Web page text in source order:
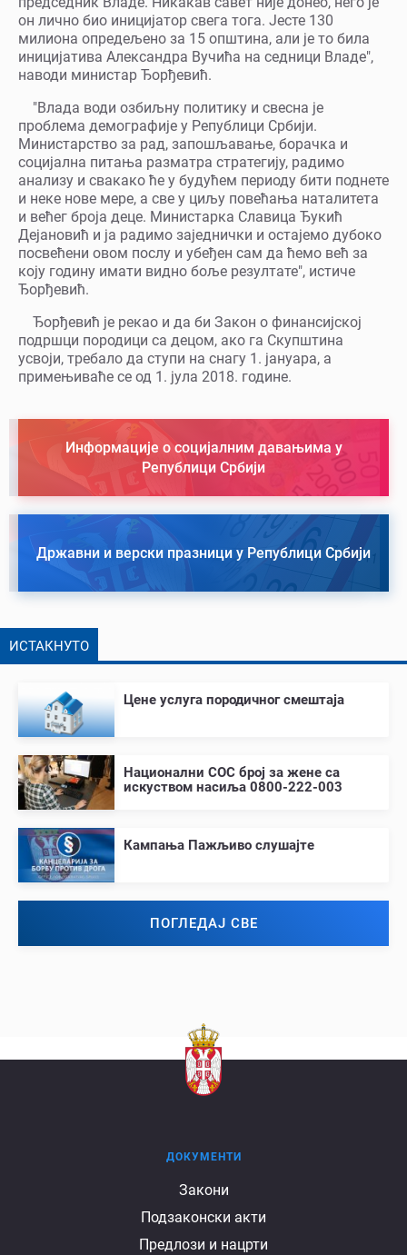
он лично био иницијатор свега тога. Јесте 130
милиона опредељено за 15 општина, али је то била
иницијатива Александра Вучића на седници Владе",
наводи министар Ђорђевић.
"Влада води озбиљну политику и свесна је
проблема демографије у Републици Србији.
Министарство за рад, запошљавање, борачка и
социјална питања разматра стратегију, радимо
анализу и свакако ће у будућем периоду бити поднете
и неке нове мере, а све у циљу повећања наталитета
и већег броја деце. Министарка Славица Ђукић
Дејановић и ја радимо заједнички и остајемо дубоко
посвећени овом послу и убеђен сам да ћемо већ за
коју годину имати видно боље резултате", истиче
Ђорђевић.
Ђорђевић је рекао и да би Закон о финансијској
подршци породици са децом, ако га Скупштина
усвоји, требало да ступи на снагу 1. јануара, а
примењиваће се од 1. јула 2018. године.
Информације о социјалним давањима у
Републици Србији
Државни и верски празници у Републици Србији
ИСТАКНУТО
Цене услуга породичног смештаја
Национални СОС број за жене са
искуством насиља 0800-222-003
Кампања Пажљиво слушајте
ПОГЛЕДАЈ СВЕ
ДОКУМЕНТИ
Закони
Подзаконски акти
Предлози и нацрти